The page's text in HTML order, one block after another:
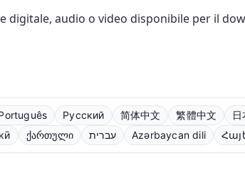
digitale, audio o video disponibile per il
Русский 简体中文 繁體中文
ქართული עברית Azərbaycan dili